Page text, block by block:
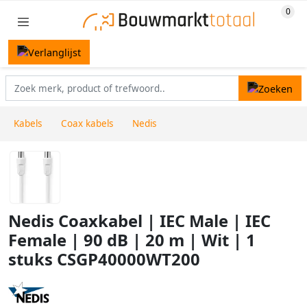
Kabels Coax kabels Nedis
Nedis Coaxkabel | IEC Male | IEC
Female | 90 dB | 20 m | Wit | 1
stuks CSGP40000WT200